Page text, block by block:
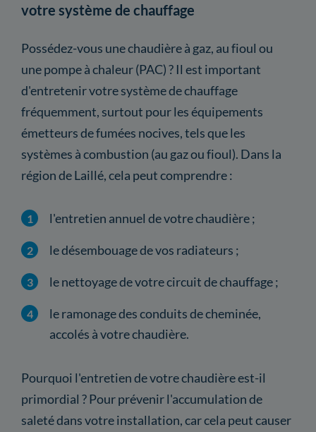
votre système de chauffage
Possédez-vous une chaudière à gaz, au fioul ou
une pompe à chaleur (PAC) ? Il est important
d'entretenir votre système de chauffage
fréquemment, surtout pour les équipements
émetteurs de fumées nocives, tels que les
systèmes à combustion (au gaz ou fioul). Dans la
région de Laillé, cela peut comprendre :
l'entretien annuel de votre chaudière ;
le désembouage de vos radiateurs ;
le nettoyage de votre circuit de chauffage ;
le ramonage des conduits de cheminée,
accolés à votre chaudière.
Pourquoi l'entretien de votre chaudière est-il
primordial ? Pour prévenir l'accumulation de
saleté dans votre installation, car cela peut causer